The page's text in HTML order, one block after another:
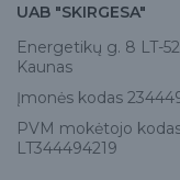
UAB "SKIRGESA"
Energetikų g. 8 LT-
Kaunas
Įmonės kodas
PVM mokėtojo
LT344494219